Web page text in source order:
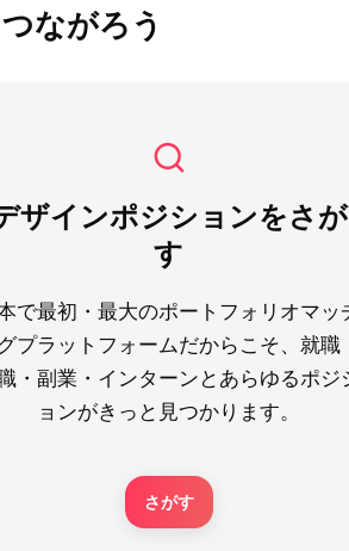
ながろう
ザインポジションをさが
す
で最初・最大のポートフォリオマッ
プラットフォームだからこそ、就職
・副業・インターンとあらゆるポジ
ョンがきっと見つかります。
さがす